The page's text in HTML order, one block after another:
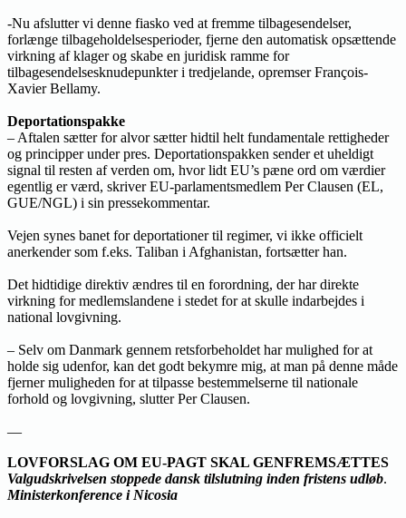
-Nu afslutter vi denne fiasko ved at fremme tilbagesendelser,
forlænge tilbageholdelsesperioder, fjerne den automatisk opsættende
virkning af klager og skabe en juridisk ramme for
tilbagesendelsesknudepunkter i tredjelande, opremser François-
Xavier Bellamy.
Deportationspakke
– Aftalen sætter for alvor sætter hidtil helt fundamentale rettigheder
og principper under pres. Deportationspakken sender et uheldigt
signal til resten af verden om, hvor lidt EU’s pæne ord om værdier
egentlig er værd, skriver EU-parlamentsmedlem Per Clausen (EL,
GUE/NGL) i sin pressekommentar.
Vejen synes banet for deportationer til regimer, vi ikke officielt
anerkender som f.eks. Taliban i Afghanistan, fortsætter han.
Det hidtidige direktiv ændres til en forordning, der har direkte
virkning for medlemslandene i stedet for at skulle indarbejdes i
national lovgivning.
– Selv om Danmark gennem retsforbeholdet har mulighed for at
holde sig udenfor, kan det godt bekymre mig, at man på denne måde
fjerner muligheden for at tilpasse bestemmelserne til nationale
forhold og lovgivning, slutter Per Clausen.
—
LOVFORSLAG OM EU-PAGT SKAL GENFREMSÆTTES
Valgudskrivelsen stoppede dansk tilslutning inden fristens udløb.
Ministerkonference i Nicosia